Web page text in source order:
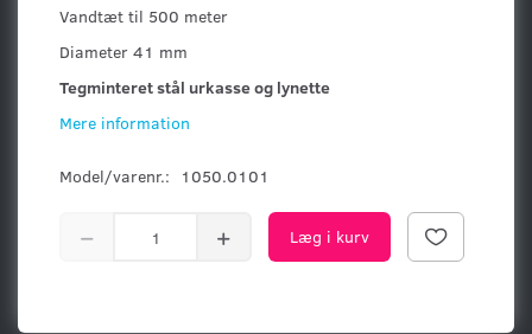
Vandtæt til 500 meter
Diameter 41 mm
Tegminteret stål urkasse og lynette
Mere information
Model/varenr.: 1050.0101
Læg i kurv